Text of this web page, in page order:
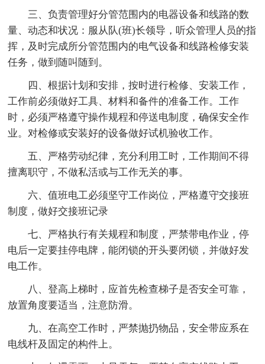
三、负责管理好分管范围内的电器设备和线路的数
量、动态和状况：服从队(班)长领导，听众管理人员的指
挥，及时完成所分管范围内的电气设备和线路检修安装
任务，做到随叫随到。
四、根据计划和安排，按时进行检修、安装工作，
工作前必须做好工具、材料和备件的准备工作。工作
时，必须严格遵守操作规程和停送电制度，确保安全作
业。对检修或安装好的设备做好试机验收工作。
五、严格劳动纪律，充分利用工时，工作期间不得
擅离职守，不做私活或与工作无关的事。
六、值班电工必须坚守工作岗位，严格遵守交接班
制度，做好交接班记录
七、严格执行有关规程和制度，严禁带电作业，停
电后一定要挂停电牌，能闭锁的开头要闭锁，并做好发
电工作。
八、登高上梯时，应首先检查梯子是否安全可靠，
放置角度要适当，注意防滑。
九、在高空工作时，严禁抛扔物品，安全带应系在
电线杆及固定的构件上。